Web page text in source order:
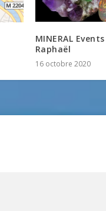
MINERAL
Raphaël
16 octobre 2020